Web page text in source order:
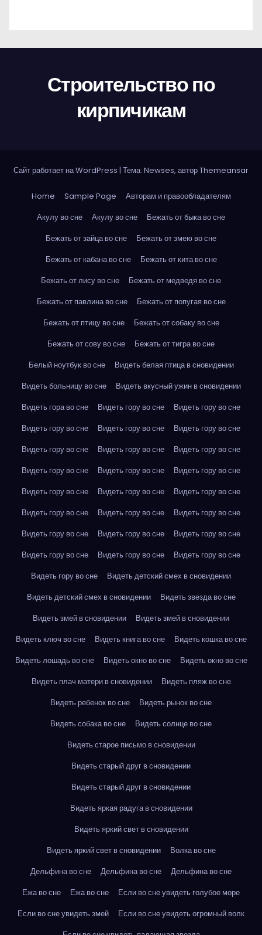
Строительство по
кирпичикам
Сайт работает на WordPress | Тема: Newses, авторThemeansar
Home Sample Page
Авторам и правообладателям
Акулу во сне
Акулу во сне
Бежать от быка во сне
Бежать от зайца во сне
Бежать от змею во сне
Бежать от кабана во сне
Бежать от кита во сне
Бежать от лису во сне
Бежать от медведя во сне
Бежать от павлина во сне
Бежать от попугая во сне
Бежать от птицу во сне
Бежать от собаку во сне
Бежать от сову во сне
Бежать от тигра во сне
Белый ноутбук во сне
Видеть белая птица в сновидении
Видеть больницу во сне
Видеть вкусный ужин в сновидении
Видеть гора во сне
Видеть гору во сне
Видеть гору во сне
Видеть гору во сне
Видеть гору во сне
Видеть гору во сне
Видеть гору во сне
Видеть гору во сне
Видеть гору во сне
Видеть гору во сне
Видеть гору во сне
Видеть гору во сне
Видеть гору во сне
Видеть гору во сне
Видеть гору во сне
Видеть гору во сне
Видеть гору во сне
Видеть гору во сне
Видеть гору во сне
Видеть гору во сне
Видеть гору во сне
Видеть гору во сне
Видеть гору во сне
Видеть гору во сне
Видеть гору во сне
Видеть детский смех в сновидении
Видеть детский смех в сновидении
Видеть звезда во сне
Видеть змей в сновидении
Видеть змей в сновидении
Видеть ключ во сне
Видеть книга во сне
Видеть кошка во сне
Видеть лошадь во сне
Видеть окно во сне
Видеть окно во сне
Видеть плач матери в сновидении
Видеть пляж во сне
Видеть ребенок во сне
Видеть рынок во сне
Видеть собака во сне
Видеть солнце во сне
Видеть старое письмо в сновидении
Видеть старый друг в сновидении
Видеть старый друг в сновидении
Видеть яркая радуга в сновидении
Видеть яркий свет в сновидении
Видеть яркий свет в сновидении
Волка во сне
Дельфина во сне
Дельфина во сне
Дельфина во сне
Ежа во сне
Ежа во сне
Если во сне увидеть голубое море
Если во сне увидеть змей
Если во сне увидеть огромный волк